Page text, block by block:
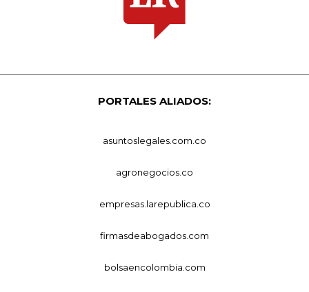
PORTALES ALIADOS:
asuntoslegales.com.co
agronegocios.co
empresas.larepublica.co
firmasdeabogados.com
bolsaencolombia.com